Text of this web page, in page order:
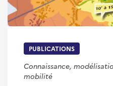
PUBLICATIONS
Connaissance,
mobilité